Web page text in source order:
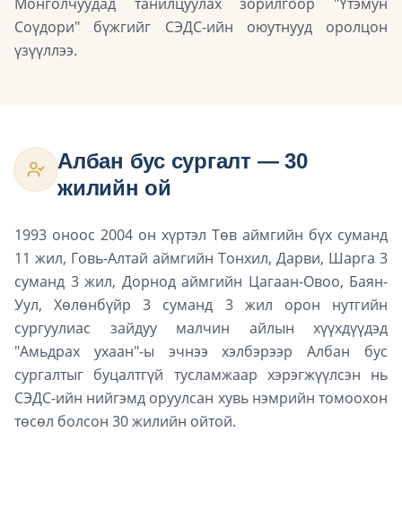
Соүдори" бүжгийг СЭДС-ийн оюутнууд оролцон
үзүүллээ.
Албан бус сургалт — 30
жилийн ой
1993 оноос 2004 он хүртэл Төв аймгийн бүх суманд
11 жил, Говь-Алтай аймгийн Тонхил, Дарви, Шарга 3
суманд 3 жил, Дорнод аймгийн Цагаан-Овоо, Баян-
Уул, Хөлөнбүйр 3 суманд 3 жил орон нутгийн
сургуулиас зайдуу малчин айлын хүүхдүүдэд
"Амьдрах ухаан"-ы эчнээ хэлбэрээр Албан бус
сургалтыг буцалтгүй тусламжаар хэрэгжүүлсэн нь
СЭДС-ийн нийгэмд оруулсан хувь нэмрийн томоохон
төсөл болсон 30 жилийн ойтой.